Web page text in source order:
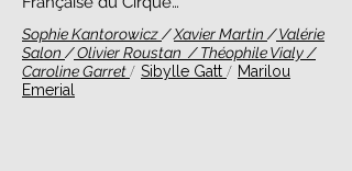
Sophie Kantorowicz/Xavier Martin /Valérie
Salon /Olivier Roustan /Théophile Vialy/
Caroline Garret/ Sibylle Gatt / Marilou
Emerial